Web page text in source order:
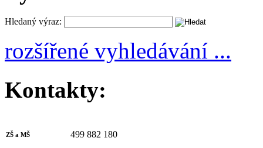
Hledaný výraz:
rozšířené vyhledávání ...
Kontakty:
ZŠ a MŠ 499 882 180